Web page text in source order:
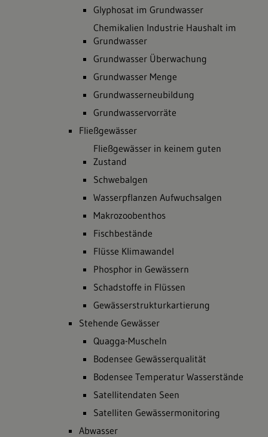
Glyphosat im Grundwasser
Chemikalien Industrie Haushalt im
Grundwasser
Grundwasser Überwachung
Grundwasser Menge
Grundwasserneubildung
Grundwasservorräte
Fließgewässer
Fließgewässer in keinem guten
Zustand
Schwebalgen
Wasserpflanzen Aufwuchsalgen
Makrozoobenthos
Fischbestände
Flüsse Klimawandel
Phosphor in Gewässern
Schadstoffe in Flüssen
Gewässerstrukturkartierung
Stehende Gewässer
Quagga-Muscheln
Bodensee Gewässerqualität
Bodensee Temperatur Wasserstände
Satellitendaten Seen
Satelliten Gewässermonitoring
Abwasser